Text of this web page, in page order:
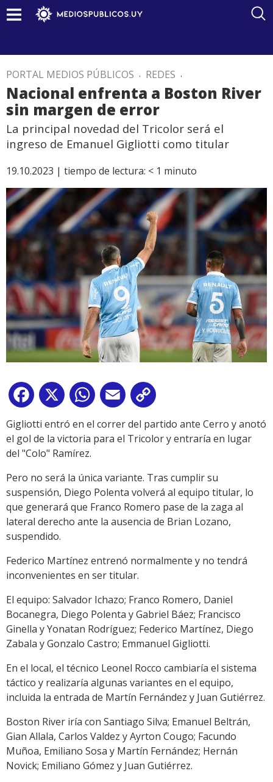
PORTAL MEDIOS PÚBLICOS . REDES .
Nacional enfrenta a Boston River
sin margen de error
La principal novedad del Tricolor será el
ingreso de Emanuel Gigliotti como titular
19.10.2023 | tiempo de lectura: < 1 minuto
Facebook
X WhatsApp
Email
Link
Gigliotti entró en el correr del partido ante Cerro y anotó
el gol de la victoria para el Tricolor y entraría en lugar
del "Colo" Ramírez.
Pero no será la única variante. Tras cumplir su
suspensión, Diego Polenta volverá al equipo titular, lo
que generará que Franco Romero pase de la zaga al
lateral derecho ante la ausencia de Brian Lozano,
suspendido.
Federico Martínez entrenó normalmente y no tendrá
inconvenientes en ser titular.
El equipo: Salvador Ichazo; Franco Romero, Daniel
Bocanegra, Diego Polenta y Gabriel Báez; Francisco
Ginella y Yonatan Rodríguez; Federico Martínez, Diego
Zabala y Gonzalo Castro; Emmanuel Gigliotti.
En el local, el técnico Leonel Rocco cambiaría el sistema
táctico y realizaría algunas variantes en el equipo,
incluida la entrada de Martín Fernández y Juan Gutiérrez.
Boston River iría con Santiago Silva; Emanuel Beltrán,
Gian Allala, Carlos Valdez y Ayrton Cougo; Facundo
Muñoa, Emiliano Sosa y Martín Fernández; Hernán
Novick; Emiliano Gómez y Juan Gutiérrez.